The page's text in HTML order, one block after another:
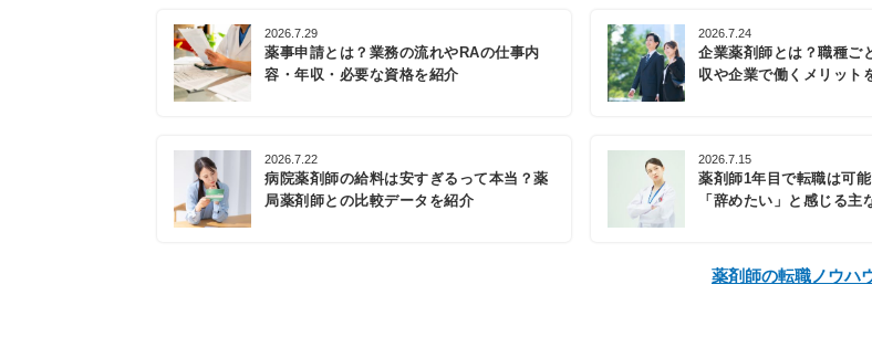
2026.7.29
薬事申請とは？業務の流れやRAの仕事内
容・年収・必要な資格を紹介
2026.7.24
企業薬剤師とは？職種ご
収や企業で働くメリット
2026.7.22
病院薬剤師の給料は安すぎるって本当？薬
局薬剤師との比較データを紹介
2026.7.15
薬剤師1年目で転職は可
「辞めたい」と感じる主
薬剤師の転職ノウハ